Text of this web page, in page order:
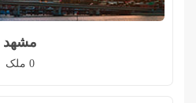
مشهد
0 ملک